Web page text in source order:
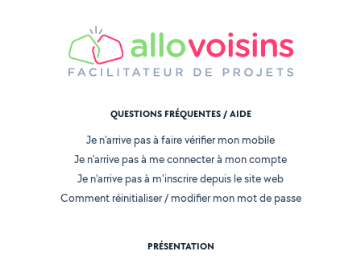
QUESTIONS FRÉQUENTES / AIDE
Je n'arrive pas à faire vérifier mon mobile
Je n'arrive pas à me connecter à mon compte
Je n'arrive pas à m'inscrire depuis le site web
Comment réinitialiser / modifier mon mot de passe
PRÉSENTATION